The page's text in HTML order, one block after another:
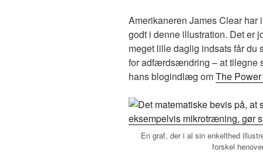
Amerikaneren James Clear har
godt i denne illustration. Det er
meget lille daglig indsats får du
for adfærdsændring – at tilegne
hans blogindlæg omThe
En graf, der i al sin enkelthed
forskel